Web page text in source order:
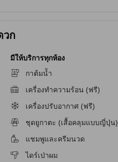
วก
นในห้องพัก
ในห้องพักสำหรับผู้มีปัญหาทางการได้ยิน
มีให้บริการทุกห้อง
กาต้มน้ำ
เครื่องทำความร้อน (ฟรี)
เครื่องปรับอากาศ (ฟรี)
ชุดยูกาตะ (เสื้อคลุมแบบญี่ปุ่น)
แชมพูและครีมนวด
ไดร์เป่าผม